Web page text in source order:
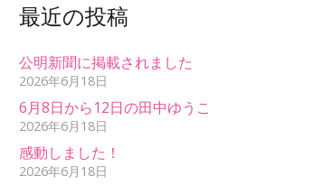
最近の投稿
公明新聞に掲載されました
2026年6月18日
6月8日から12日の田中ゆうこ
2026年6月18日
感動しました！
2026年6月18日